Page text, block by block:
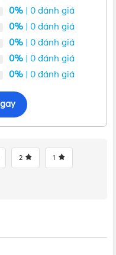
WN5241W-801
0% | 0 đánh giá
0% | 0 đánh giá
0% | 0 đánh giá
0% | 0 đánh giá
0% | 0 đánh giá
2 1